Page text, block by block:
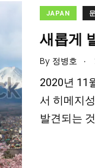
JAPAN
새롭게
By 정병호 .
2020년 11
서 히메지
발견되는